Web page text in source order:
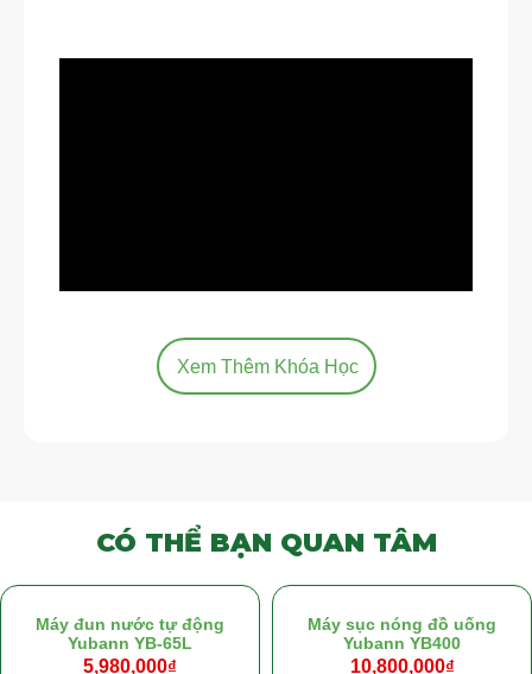
Xem Thêm Khóa Học
CÓ THỂ BẠN QUAN TÂM
Máy đun nước tự động
Yubann YB-65L
5,980,000₫
Máy sục nóng đồ uống
Yubann YB400
10,800,000₫